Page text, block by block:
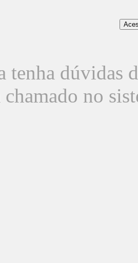
tenha dúvidas
chamado no